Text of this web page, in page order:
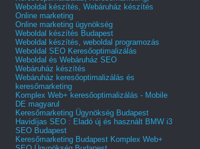
Weboldal készítés, Webáruház készítés
Online marketing
Online marketing ügynökség
Weboldal készítés Budapest
Weboldal készítés, weboldal programozás
Weboldal SEO Keresőoptimalizálás
Weboldal és Webáruház SEO
Webáruház készítés
Webáruház keresőoptimalizálás és
keresőmarketing
Komplex Web+ keresőoptimalizálás - Mobile
DE magyarul
Keresőmarketing Ügynökség Budapest
Havidíjas SEO : Eladó új és használt BMW i3
SEO Budapest
Keresőmarketing Budapest Komplex Web+